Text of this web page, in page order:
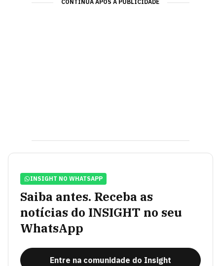
CONTINUA APÓS A PUBLICIDADE
INSIGHT NO WHATSAPP
Saiba antes. Receba as
notícias do INSIGHT no seu
WhatsApp
Entre na comunidade do Insight